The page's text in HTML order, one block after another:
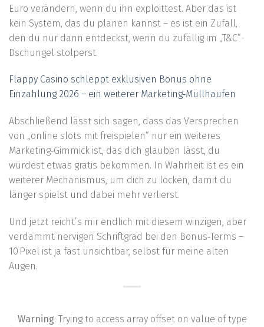
Euro verändern, wenn du ihn exploittest. Aber das ist
kein System, das du planen kannst – es ist ein Zufall,
den du nur dann entdeckst, wenn du zufällig im „T&C“-
Dschungel stolperst.
Flappy Casino schleppt exklusiven Bonus ohne
Einzahlung 2026 – ein weiterer Marketing‑Müllhaufen
Abschließend lässt sich sagen, dass das Versprechen
von „online slots mit freispielen“ nur ein weiteres
Marketing‑Gimmick ist, das dich glauben lässt, du
würdest etwas gratis bekommen. In Wahrheit ist es ein
weiterer Mechanismus, um dich zu locken, damit du
länger spielst und dabei mehr verlierst.
Und jetzt reicht’s mir endlich mit diesem winzigen, aber
verdammt nervigen Schriftgrad bei den Bonus‑Terms –
10 Pixel ist ja fast unsichtbar, selbst für meine alten
Augen.
Warning: Trying to access array offset on value of type